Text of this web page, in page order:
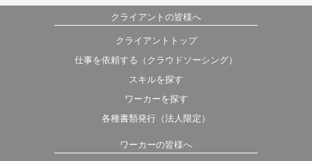
クライアントの皆様へ
クライアントトップ
仕事を依頼する（クラウドソーシング）
スキルを探す
ワーカーを探す
各種書類発行（法人限定）
ワーカーの皆様へ